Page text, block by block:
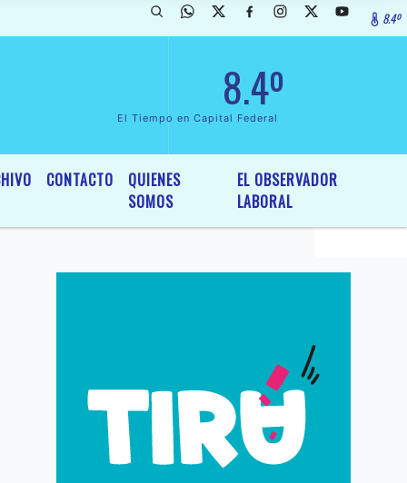
InterÃ©s General y Legislativo, por Ordenanza NÂº 6236/19 del 8.4º
8.4º
El Tiempo en Capital Federal
CONTACTO
QUIENES
SOMOS
EL OBSERVADOR
LABORAL